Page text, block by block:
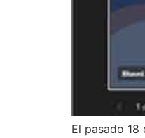
El pasado